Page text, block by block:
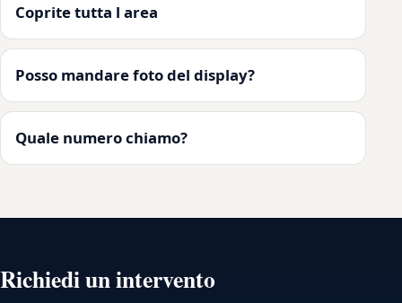
Coprite tutta l area
Posso mandare foto del display?
Quale numero chiamo?
Richiedi un intervento